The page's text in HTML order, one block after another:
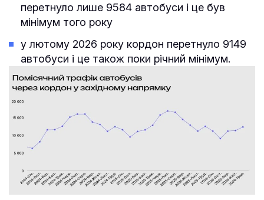
перетнуло лише 9584 автобуси і це був
мінімум того року
у лютому 2026 року кордон перетнуло 9149
автобуси і це також поки річний мінімум.